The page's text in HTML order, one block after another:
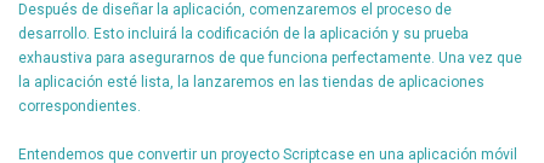
Después de diseñar la aplicación, comenzaremos el proceso de
desarrollo. Esto incluirá la codificación de la aplicación y su prueba
exhaustiva para asegurarnos de que funciona perfectamente. Una vez que
la aplicación esté lista, la lanzaremos en las tiendas de aplicaciones
correspondientes.
Entendemos que convertir un proyecto Scriptcase en una aplicación móvil